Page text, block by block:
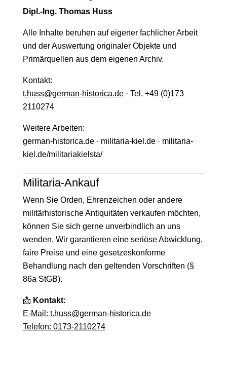
Dipl.-Ing. Thomas Huss
Alle Inhalte beruhen auf eigener fachlicher Arbeit
und der Auswertung originaler Objekte und
Primärquellen aus dem eigenen Archiv.
Kontakt:
t.huss@german-historica.de· Tel. +49 (0)173
2110274
Weitere Arbeiten:
german-historica.de · militaria-kiel.de · militaria-
kiel.de/militariakielsta/
Militaria-Ankauf
Wenn Sie Orden, Ehrenzeichen oder andere
militärhistorische Antiquitäten verkaufen möchten,
können Sie sich gerne unverbindlich an uns
wenden. Wir garantieren eine seriöse Abwicklung,
faire Preise und eine gesetzeskonforme
Behandlung nach den geltenden Vorschriften (§
86a StGB).
📩 Kontakt:
E-Mail: t.huss@german-historica.de
Telefon: 0173-2110274